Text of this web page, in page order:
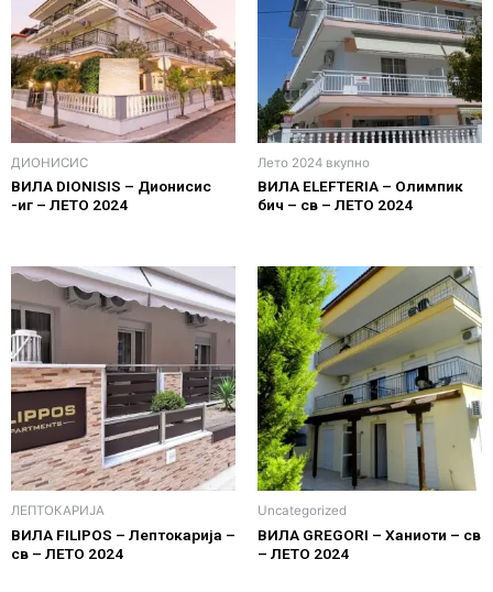
ДИОНИСИС
ВИЛА DIONISIS – Дионисис
-иг – ЛЕТО 2024
Лето 2024 вкупно
ВИЛА ELEFTERIA – Олимпик
бич – св – ЛЕТО 2024
ЛЕПТОКАРИЈА
ВИЛА FILIPOS – Лептокарија –
св – ЛЕТО 2024
Uncategorized
ВИЛА GREGORI – Ханиоти – св
– ЛЕТО 2024